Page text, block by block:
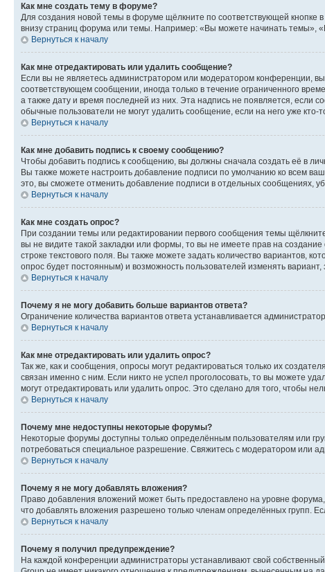
Как мне создать тему в форуме?
Для создания новой темы в форуме щёлкните по соответствующей кнопке
внизу страниц форума или темы. Например: «Вы можете начинать темы»,
Вернуться к началу
Как мне отредактировать или удалить сообщение?
Если вы не являетесь администратором или модератором конференции,
соответствующем сообщении, иногда только в течение ограниченного
а также дату и время последней из них. Эта надпись не появляется, если
обычные пользователи не могут удалить сообщение, если на него уже кто-
Вернуться к началу
Как мне добавить подпись к своему сообщению?
Чтобы добавить подпись к сообщению, вы должны сначала создать её в
Вы также можете настроить добавление подписи по умолчанию ко всем
это, вы сможете отменить добавление подписи в отдельных сообщениях,
Вернуться к началу
Как мне создать опрос?
При создании темы или редактировании первого сообщения темы
вы не видите такой закладки или формы, то вы не имеете прав на
строке текстового поля. Вы также можете задать количество вариантов,
опрос будет постоянным) и возможность пользователей изменять вариант,
Вернуться к началу
Почему я не могу добавить больше вариантов ответа?
Ограничение количества вариантов ответа устанавливается
Вернуться к началу
Как мне отредактировать или удалить опрос?
Так же, как и сообщения, опросы могут редактироваться только их
связан именно с ним. Если никто не успел проголосовать, то вы можете
могут отредактировать или удалить опрос. Это сделано для того, чтобы
Вернуться к началу
Почему мне недоступны некоторые форумы?
Некоторые форумы доступны только определённым пользователям или
потребоваться специальное разрешение. Свяжитесь с модератором или
Вернуться к началу
Почему я не могу добавлять вложения?
Право добавления вложений может быть предоставлено на уровне
что добавлять вложения разрешено только членам определённых групп.
Вернуться к началу
Почему я получил предупреждение?
На каждой конференции администраторы устанавливают свой